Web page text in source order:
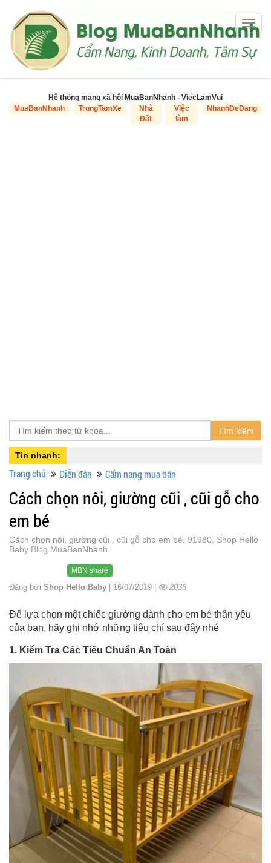
Hệ thống mạng xã hội MuaBanNhanh - ViecLamVui
MuaBanNhanh
TrungTamXe
Nhà
Đất
Việc
làm
NhanhDeDang
Tìm kiếm
Tin nhanh:
Trang chủ Diễn đàn Cẩm nang mua bán
Cách chọn nôi, giường cũi , cũi gỗ cho
em bé
Cách chọn nôi, giường cũi , cũi gỗ cho em bé, 91980, Shop Hello
Baby Blog MuaBanNhanh
MBN share
Đăng bởi Shop Hello Baby | 16/07/2019 | 2036
Để lựa chọn một chiếc giường dành cho em bé thân yêu
của bạn, hãy ghi nhớ những tiêu chí sau đây nhé
1. Kiểm Tra Các Tiêu Chuẩn An Toàn